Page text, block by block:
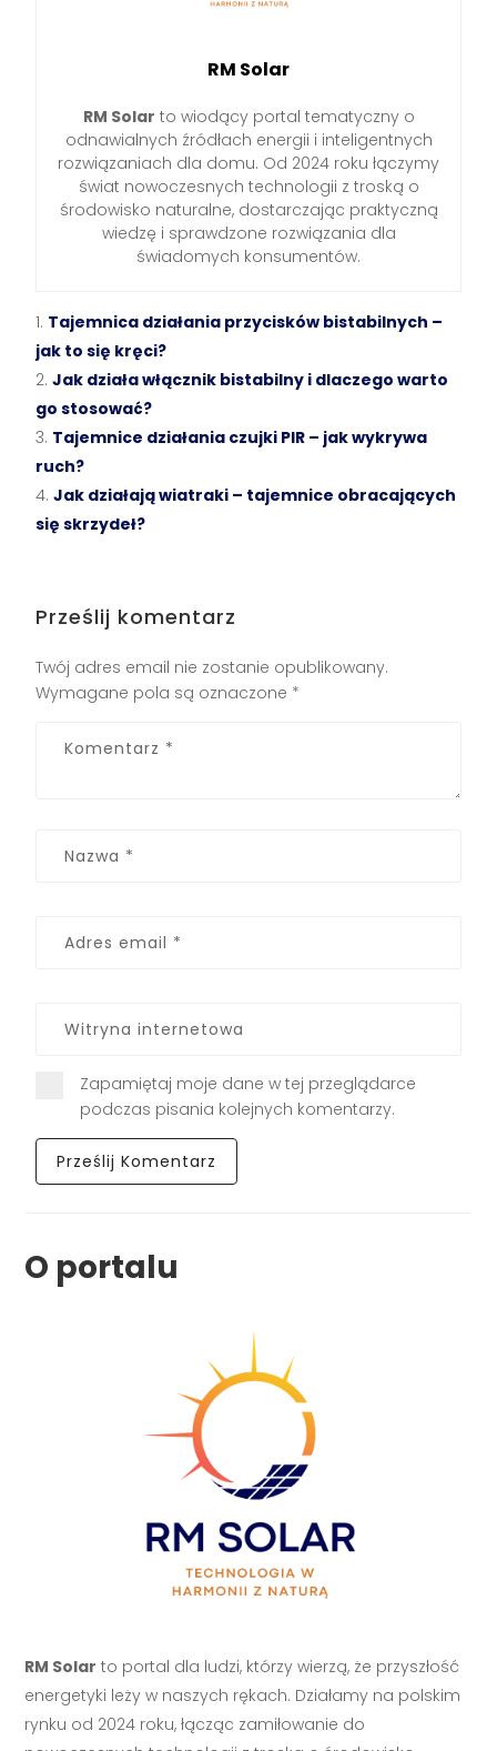
RM Solar
RM Solar to wiodący portal tematyczny o
odnawialnych źródłach energii i inteligentnych
rozwiązaniach dla domu. Od 2024 roku łączymy
świat nowoczesnych technologii z troską o
środowisko naturalne, dostarczając praktyczną
wiedzę i sprawdzone rozwiązania dla
świadomych konsumentów.
Tajemnica działania przycisków bistabilnych –
jak to się kręci?
Jak działa włącznik bistabilny i dlaczego warto
go stosować?
Tajemnice działania czujki PIR – jak wykrywa
ruch?
Jak działają wiatraki – tajemnice obracających
się skrzydeł?
Prześlij komentarz
Twój adres email nie zostanie opublikowany.
Wymagane pola są oznaczone *
Zapamiętaj moje dane w tej przeglądarce
podczas pisania kolejnych komentarzy.
O portalu
RM Solar to portal dla ludzi, którzy wierzą, że przyszłość
energetyki leży w naszych rękach. Działamy na polskim
rynku od 2024 roku, łącząc zamiłowanie do